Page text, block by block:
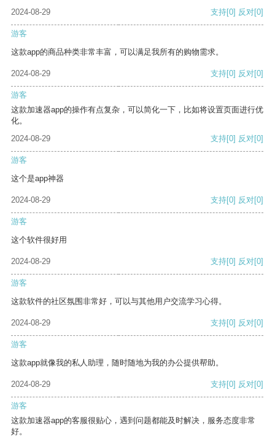
2024-08-29 支持[0] 反对[0]
游客
这款app的商品种类非常丰富，可以满足我所有的购物需求。
2024-08-29 支持[0] 反对[0]
游客
这款加速器app的操作有点复杂，可以简化一下，比如将设置页面进行优
化。
2024-08-29
支持[0] 反对[0]
游客
这个是app神器
2024-08-29 支持[0] 反对[0]
游客
这个软件很好用
2024-08-29 支持[0] 反对[0]
游客
这款软件的社区氛围非常好，可以与其他用户交流学习心得。
2024-08-29 支持[0] 反对[0]
游客
这款app就像我的私人助理，随时随地为我的办公提供帮助。
2024-08-29 支持[0] 反对[0]
游客
这款加速器app的客服很贴心，遇到问题都能及时解决，服务态度非常
好。